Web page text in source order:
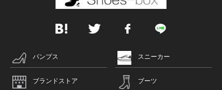
パンプス スニーカー
ブランドストア ブーツ